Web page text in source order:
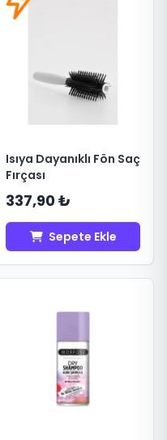
Isıya Dayanıklı Fön Saç
Fırçası
337,90 ₺
Sepete Ekle